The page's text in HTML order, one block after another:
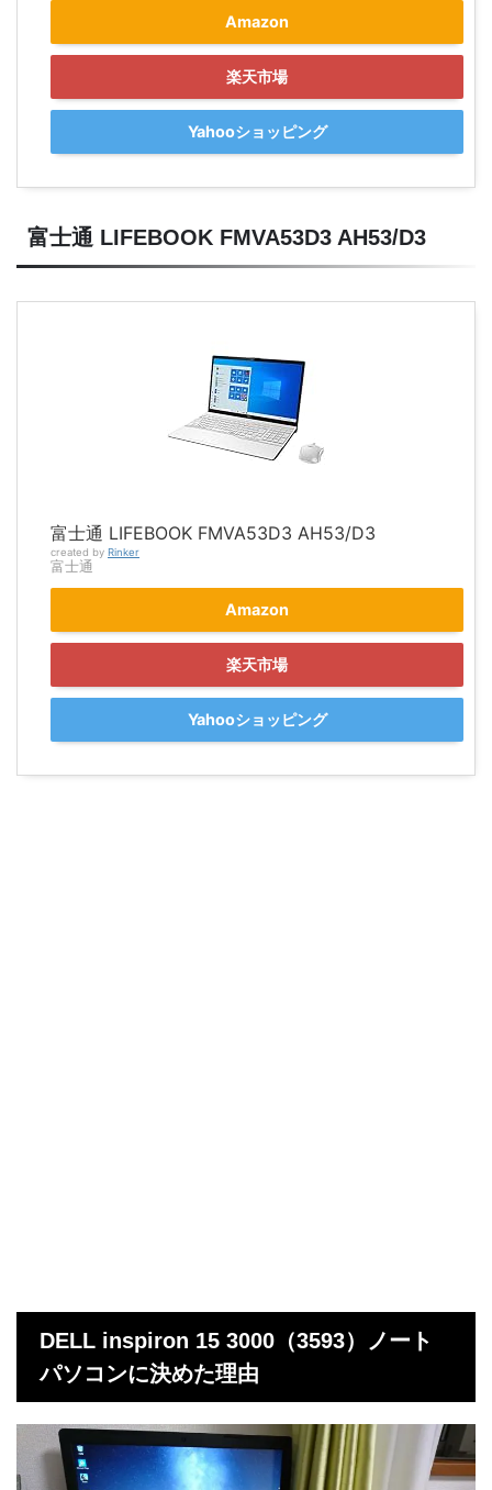
Amazon
楽天市場
Yahooショッピング
富士通 LIFEBOOK FMVA53D3 AH53/D3
富士通 LIFEBOOK FMVA53D3 AH53/D3
created by Rinker
富士通
Amazon
楽天市場
Yahooショッピング
DELL inspiron 15 3000（3593）ノート
パソコンに決めた理由